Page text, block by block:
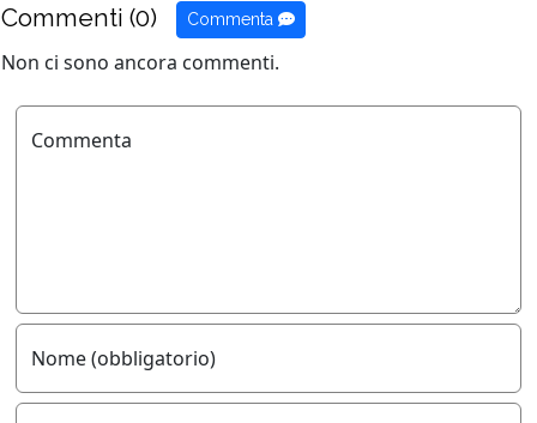
Commenti (0) Commenta
Non ci sono ancora commenti.
Commenta
Nome (obbligatorio)